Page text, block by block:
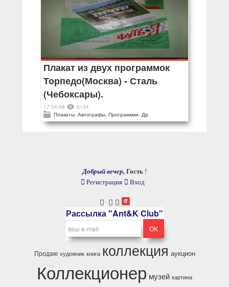
Плакат из двух программок
Торпедо(Москва) - Сталь
(Чебоксары).
17.04.08
5134
Плакаты. Автографы. Программки. Др.
Добрый вечер, Гость !
Регистрация
Вход
Рассылка "Ant&K Club"
Продаю художник книга коллекция аукцион
Коллекционер музей картина